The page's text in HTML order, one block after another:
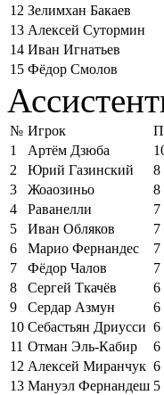
12 Зелимхан Бакаев
13 Алексей Сутормин
14 Иван Игнатьев
15 Фёдор Смолов
№ Игрок
П
1
Артём Дзюба
2
Юрий Газинский
8
3
Жоаозиньо
8
4
Раванелли
7
5
Иван Обляков
7
6
Марио Фернандес
7
7
Фёдор Чалов
7
8
Сергей Ткачёв
6
9
Сердар Азмун
6
10 Себастьян Дриусси 6
11 Отман Эль-Кабир
6
12 Алексей Миранчук 6
13 Мануэл Фернандеш 5